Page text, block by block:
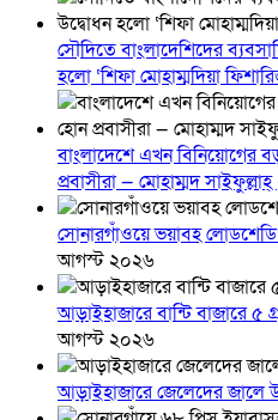
সৌদিতে বাংলাদেশিদের
হলো ‘শিফা মোহাম্মদিয়া
বাংলাদেশে এখন বিনিয়োগের
প্রবাসীরা — মোহাম্মদ সাইফুল্লাহ্
সোনারগাঁওয়ে ভয়াবহ
আগস্ট ২০২৬
আড়াইহাজারে বান্টি বাজারে ৫
আগস্ট ২০২৬
আড়াইহাজারে জেলেদের জালে